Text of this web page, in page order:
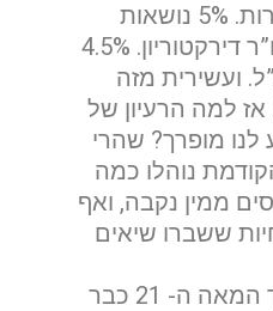
בדירקטוריונים של חברות. 5% נושאות
בתפקיד המכובד של יו”ר דירקטוריון. 4.5%
ועשירית מזה
למה הרעיון של
מופרך? שהרי
נוהלו כמה
ממין נקבה, ואף
ששברו שיאים
יותר מעשר שנים לתוך המאה ה- 21 כבר